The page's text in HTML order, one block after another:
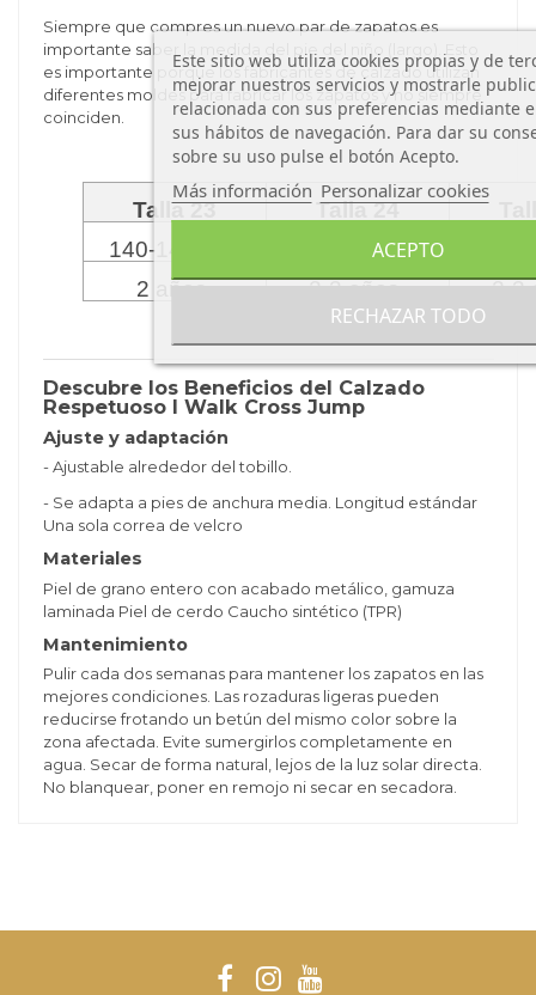
Siempre que compres un nuevo par de zapatos es
importante saber la medida del pie del niño (largo). Esto
es importante porque los fabricantes de calzado utilizan
diferentes moldes para fabricar los zapatos y no siempre
coinciden.
Talla 23 Talla 24
140-145 mm
146-152 mm
2 años
2-3 años 2-3
Descubre los Beneficios del Calzado
Respetuoso I Walk Cross Jump
Ajuste y adaptación
- Ajustable alrededor del tobillo.
- Se adapta a pies de anchura media. Longitud estándar
Una sola correa de velcro
Materiales
Piel de grano entero con acabado metálico, gamuza
laminada Piel de cerdo Caucho sintético (TPR)
Mantenimiento
Pulir cada dos semanas para mantener los zapatos en las
mejores condiciones. Las rozaduras ligeras pueden
reducirse frotando un betún del mismo color sobre la
zona afectada. Evite sumergirlos completamente en
agua. Secar de forma natural, lejos de la luz solar directa.
No blanquear, poner en remojo ni secar en secadora.
Este sitio web utiliza cookies propias y de
mejorar nuestros servicios y mostrarle
relacionada con sus preferencias mediante
sus hábitos de navegación. Para dar su
sobre su uso pulse el botón Acepto.
Más información Personalizar cookies
RECHAZAR TODO
ACEPTO